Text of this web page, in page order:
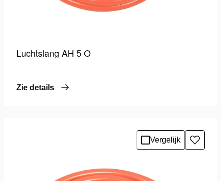
Luchtslang AH 5 O
Zie details
Vergelijk
aan